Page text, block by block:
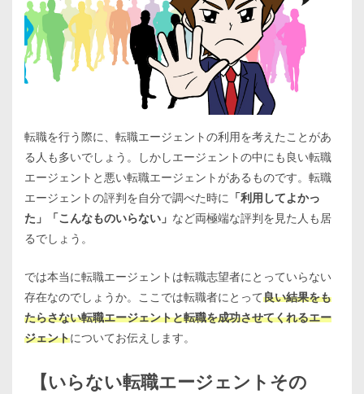
転職を行う際に、転職エージェントの利用を考えたことがあ
る人も多いでしょう。しかしエージェントの中にも良い転職
エージェントと悪い転職エージェントがあるものです。転職
エージェントの評判を自分で調べた時に
「利用してよかっ
た」「こんなものいらない」 など両極端な評判を見た人も居
るでしょう。
では本当に転職エージェントは転職志望者にとっていらない
存在なのでしょうか。ここでは転職者にとって良い結果をも
たらさない転職エージェントと転職を成功させてくれるエー
ジェントについてお伝えします。
【いらない転職エージェントその